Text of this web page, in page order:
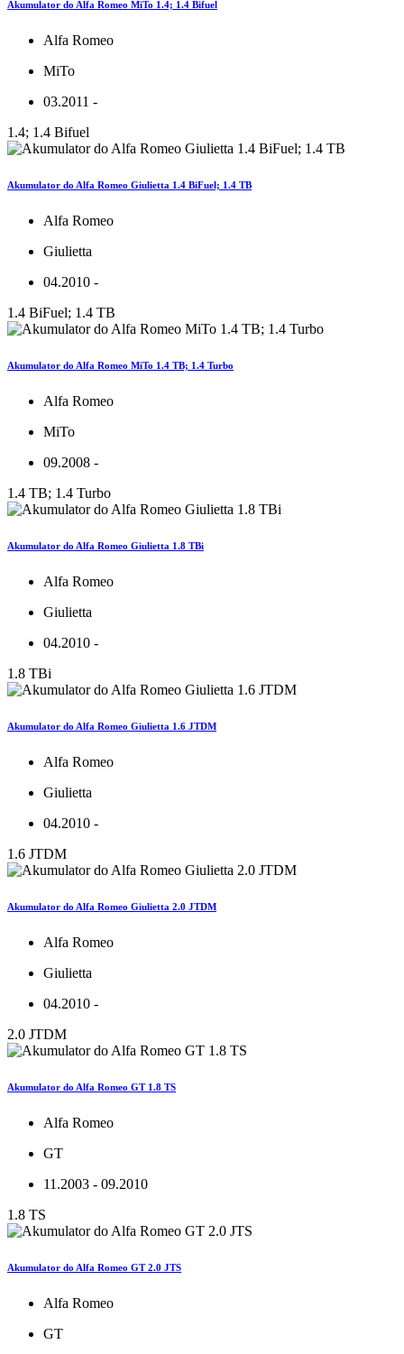
Akumulator do Alfa Romeo MiTo 1.4; 1.4 Bifuel
Alfa Romeo
MiTo
03.2011 -
1.4; 1.4 Bifuel
Akumulator do Alfa Romeo Giulietta 1.4 BiFuel; 1.4 TB
Alfa Romeo
Giulietta
04.2010 -
1.4 BiFuel; 1.4 TB
Akumulator do Alfa Romeo MiTo 1.4 TB; 1.4 Turbo
Alfa Romeo
MiTo
09.2008 -
1.4 TB; 1.4 Turbo
Akumulator do Alfa Romeo Giulietta 1.8 TBi
Alfa Romeo
Giulietta
04.2010 -
1.8 TBi
Akumulator do Alfa Romeo Giulietta 1.6 JTDM
Alfa Romeo
Giulietta
04.2010 -
1.6 JTDM
Akumulator do Alfa Romeo Giulietta 2.0 JTDM
Alfa Romeo
Giulietta
04.2010 -
2.0 JTDM
Akumulator do Alfa Romeo GT 1.8 TS
Alfa Romeo
GT
11.2003 - 09.2010
1.8 TS
Akumulator do Alfa Romeo GT 2.0 JTS
Alfa Romeo
GT